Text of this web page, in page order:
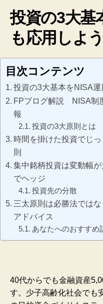
投資の3大基
も応用しよう
目次コンテンツ
投資の3大基本をNISA運
FPブログ解説 NISA制
報
投資の3大原則とは
時間を掛けた投資でじ
則
集中銘柄投資は変動幅
でヘッジ
投資先の分散
三太原則は必勝法では
アドバイス
あなたへのおすすめ
40代からでも金融資産
す。少子高齢化社会でも